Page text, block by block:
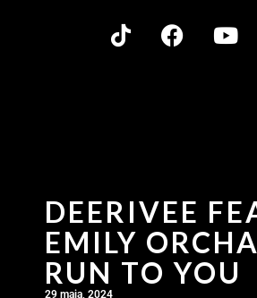
DEERIVEE
EMILY
RUN TO YOU
29 maja, 2024